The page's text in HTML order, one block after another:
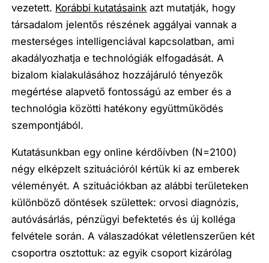
vezetett. Korábbi kutatásaink azt mutatják, hogy
társadalom jelentős részének aggályai vannak a
mesterséges intelligenciával kapcsolatban, ami
akadályozhatja e technológiák elfogadását. A
bizalom kialakulásához hozzájáruló tényezők
megértése alapvető fontosságú az ember és a
technológia közötti hatékony együttműködés
szempontjából.
Kutatásunkban egy online kérdőívben (N=2100)
négy elképzelt szituációról kértük ki az emberek
véleményét. A szituációkban az alábbi területeken
különböző döntések születtek: orvosi diagnózis,
autóvásárlás, pénzügyi befektetés és új kolléga
felvétele során. A válaszadókat véletlenszerűen két
csoportra osztottuk: az egyik csoport kizárólag